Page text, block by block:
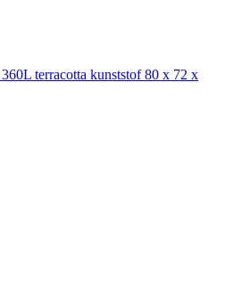
terracotta kunststof 80 x 72 x